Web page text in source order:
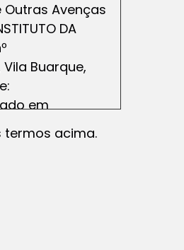
Avenças
DA
Buarque,
em
o envio de
termos acima.